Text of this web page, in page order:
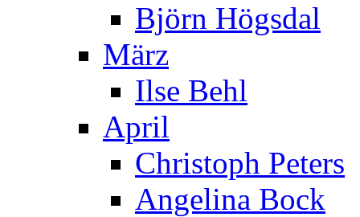
Björn Högsdal
März
Ilse Behl
April
Christoph Peters
Angelina Bock